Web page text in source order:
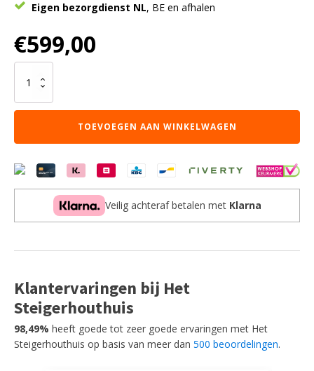
Eigen bezorgdienst NL, BE en afhalen
€599,00
Arvu
200
cm
Mangohout
aantal
TOEVOEGEN AAN WINKELWAGEN
Veilig achteraf betalen met Klarna
Klantervaringen bij Het
Steigerhouthuis
98,49% heeft goede tot zeer goede ervaringen met Het
Steigerhouthuis op basis van meer dan 500 beoordelingen.